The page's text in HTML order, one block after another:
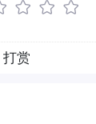
打赏